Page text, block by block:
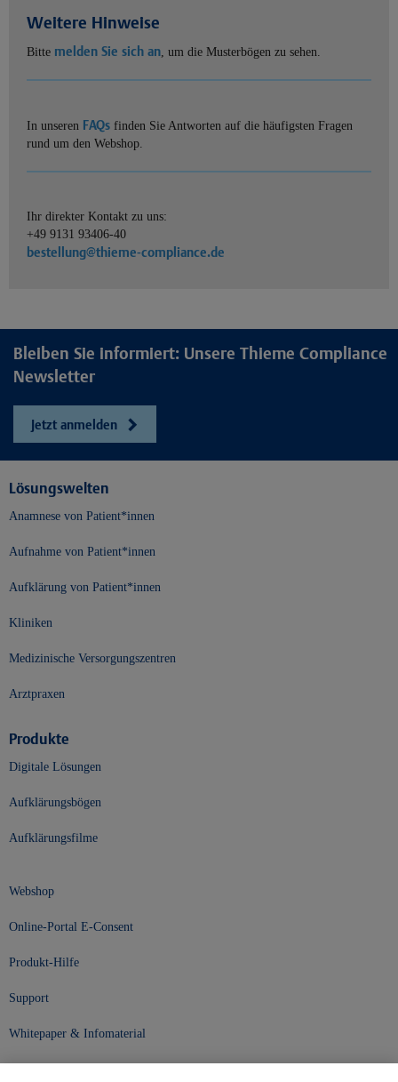
Weitere Hinweise
Bitte melden Sie sich an, um die Musterbögen zu sehen.
In unseren FAQs finden Sie Antworten auf die häufigsten Fragen
rund um den Webshop.
Ihr direkter Kontakt zu uns:
+49 9131 93406-40
bestellung@thieme-compliance.de
Bleiben Sie informiert: Unsere Thieme Compliance
Newsletter
Jetzt anmelden
Lösungswelten
Anamnese von Patient*innen
Aufnahme von Patient*innen
Aufklärung von Patient*innen
Kliniken
Medizinische Versorgungszentren
Arztpraxen
Produkte
Digitale Lösungen
Aufklärungsbögen
Aufklärungsfilme
Webshop
Online-Portal E-Consent
Produkt-Hilfe
Support
Whitepaper & Infomaterial